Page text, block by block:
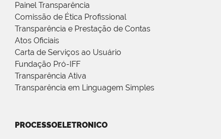
Painel Transparência
Comissão de Ética Profissional
Transparência e Prestação de Contas
Atos Oficiais
Carta de Serviços ao Usuário
Fundação Pró-IFF
Transparência Ativa
Transparência em Linguagem Simples
PROCESSOELETRONICO